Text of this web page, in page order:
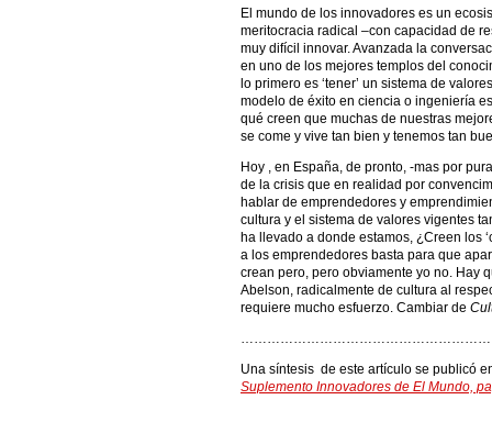
El mundo de los innovadores es un
meritocracia radical –con capacidad de
muy difícil innovar. Avanzada la
en uno de los mejores templos del
lo primero es ‘tener’ un sistema de
modelo de éxito en ciencia o ingeniería
qué creen que muchas de nuestras
se come y vive tan bien y tenemos tan
Hoy , en España, de pronto, -mas por
de la crisis que en realidad por
hablar de emprendedores y
cultura y el sistema de valores vigentes
ha llevado a donde estamos, ¿Creen los
a los emprendedores basta para que
crean pero, pero obviamente yo no. Hay
Abelson, radicalmente de cultura al
requiere mucho esfuerzo. Cambiar de
…………………………………………………
Una síntesis de este artículo se publicó
Suplemento Innovadores de El Mundo,